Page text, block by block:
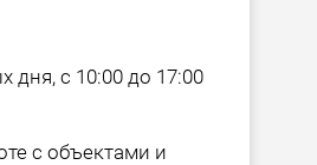
дня, с 10:00 до 17:00
с объектами и